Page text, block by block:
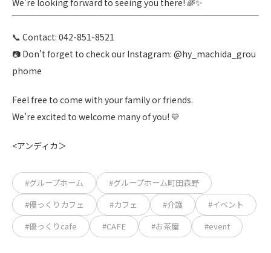
We’re looking forward to seeing you there! 🌈✨
📞 Contact: 042-851-8521
📷 Don’t forget to check our Instagram: @hy_machida_grou
phome
Feel free to come with your family or friends.
We’re excited to welcome many of you! 💛
<アンディカ＞
#グループホーム
#グループホーム町田森野
#優っくりカフェ
#カフェ #介護
#イベント
#優っくりcafe
#CAFE #お茶屋 #event